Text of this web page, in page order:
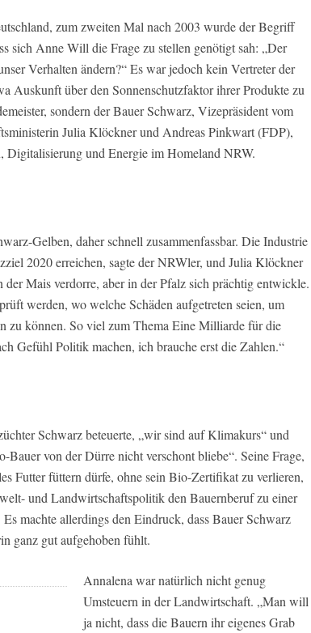
zum zweiten Mal nach 2003 wurde der Begriff
sich Anne Will die Frage zu stellen genötigt sah: „Der
Verhalten ändern?“ Es war jedoch kein Vertreter der
Auskunft über den Sonnenschutzfaktor ihrer Produkte zu
sondern der Bauer Schwarz, Vizepräsident vom
Julia Klöckner und Andreas Pinkwart (FDP),
und Energie im Homeland NRW.
Gelben, daher schnell zusammenfassbar. Die Industrie
2020 erreichen, sagte der NRWler, und Julia Klöckner
der Mais verdorre, aber in der Pfalz sich prächtig entwickle.
werden, wo welche Schäden aufgetreten seien, um
zu können. So viel zum Thema Eine Milliarde für die
Gefühl Politik machen, ich brauche erst die Zahlen.“
Schwarz beteuerte, „wir sind auf Klimakurs“ und
Bauer von der Dürre nicht verschont bliebe“. Seine Frage,
Futter füttern dürfe, ohne sein Bio-Zertifikat zu verlieren,
und Landwirtschaftspolitik den Bauernberuf zu einer
machte allerdings den Eindruck, dass Bauer Schwarz
ganz gut aufgehoben fühlt.
Annalena war natürlich nicht genug
Umsteuern in der Landwirtschaft. „Man will
ja nicht, dass die Bauern ihr eigenes Grab